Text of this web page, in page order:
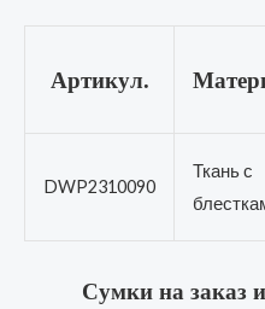
Артикул.
DWP2310090
Ткань с
Сумки на заказ